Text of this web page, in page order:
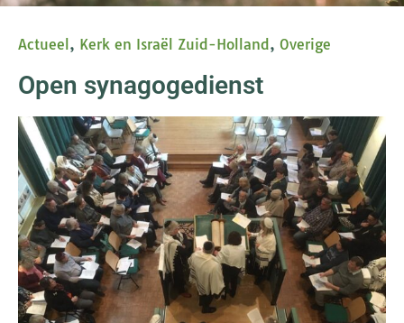
Actueel , Kerk en Israël Zuid-Holland, Overige
Open synagogedienst